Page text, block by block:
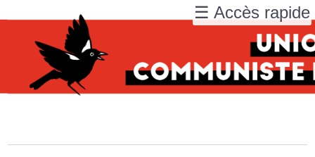
☰ Accès rapide